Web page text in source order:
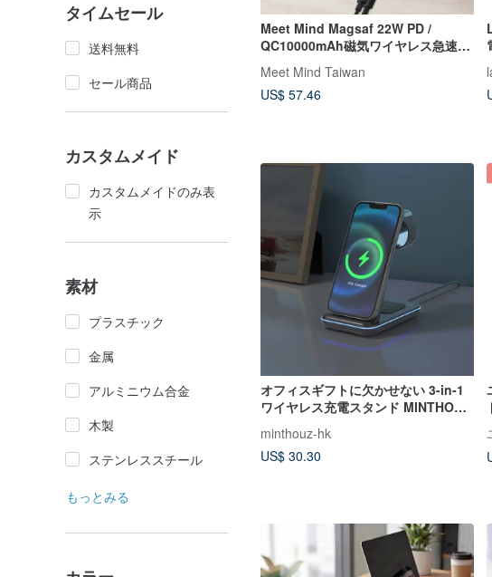
タイムセール
送料無料
セール商品
カスタムメイド
カスタムメイドのみ表
示
素材
プラスチック
金属
アルミニウム合金
木製
ステンレススチール
もっとみる
Meet Mind Magsaf 22W PD /
QC10000mAh磁気ワイヤレス急速充
電モバイル電源
Meet Mind Taiwan
US$ 57.46
オフィスギフトに欠かせない 3-in-1
ワイヤレス充電スタンド MINTHOUZ
20W QC3.0 充電器付き
minthouz-hk
US$ 30.30